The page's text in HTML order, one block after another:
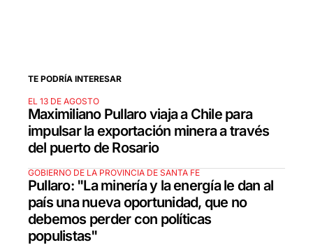
TE PODRÍA INTERESAR
EL 13 DE AGOSTO
Maximiliano Pullaro viaja a Chile para
impulsar la exportación minera a través
del puerto de Rosario
GOBIERNO DE LA PROVINCIA DE SANTA FE
Pullaro: "La minería y la energía le dan al
país una nueva oportunidad, que no
debemos perder con políticas
populistas"